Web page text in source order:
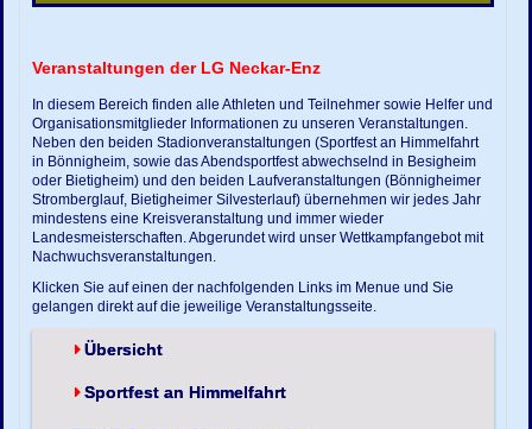
Veranstaltungen der LG Neckar-Enz
In diesem Bereich finden alle Athleten und Teilnehmer sowie Helfer und
Organisationsmitglieder Informationen zu unseren Veranstaltungen.
Neben den beiden Stadionveranstaltungen (Sportfest an Himmelfahrt
in Bönnigheim, sowie das Abendsportfest abwechselnd in Besigheim
oder Bietigheim) und den beiden Laufveranstaltungen (Bönnigheimer
Stromberglauf, Bietigheimer Silvesterlauf) übernehmen wir jedes Jahr
mindestens eine Kreisveranstaltung und immer wieder
Landesmeisterschaften. Abgerundet wird unser Wettkampfangebot mit
Nachwuchsveranstaltungen.
Klicken Sie auf einen der nachfolgenden Links im Menue und Sie
gelangen direkt auf die jeweilige Veranstaltungsseite.
Übersicht
Sportfest an Himmelfahrt